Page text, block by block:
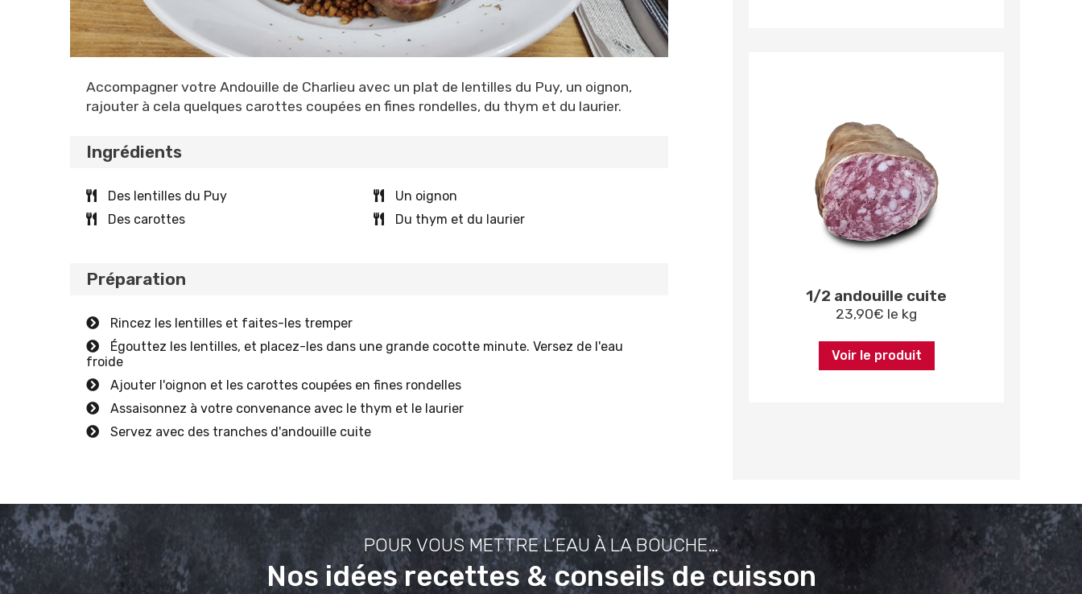
Accompagner votre Andouille de Charlieu avec un plat de lentilles du Puy, un oignon,
rajouter à cela quelques carottes coupées en fines rondelles, du thym et du laurier.
Ingrédients
Des lentilles du Puy
Un oignon
Des carottes
Du thym et du laurier
Préparation
Rincez les lentilles et faites-les tremper
Égouttez les lentilles, et placez-les dans une grande cocotte minute. Versez de l'eau
froide
Ajouter l'oignon et les carottes coupées en fines rondelles
Assaisonnez à votre convenance avec le thym et le laurier
Servez avec des tranches d'andouille cuite
1/2 andouille cuite
23,90€ le kg
Voir le produit
POUR VOUS METTRE L’EAU À LA BOUCHE…
Nos idées recettes & conseils de cuisson